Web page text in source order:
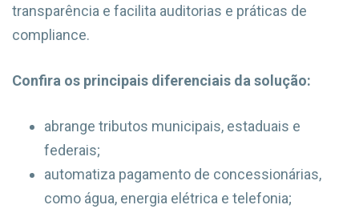
transparência e facilita auditorias e práticas de
compliance.
Confira os principais diferenciais da solução:
abrange tributos municipais, estaduais e
federais;
automatiza pagamento de concessionárias,
como água, energia elétrica e telefonia;